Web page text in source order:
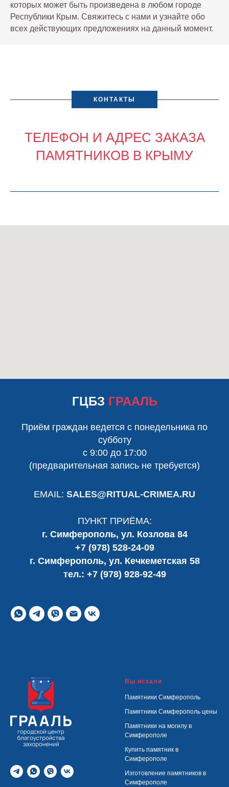
которых может быть произведена в любом городе
Республики Крым. Свяжитесь с нами и узнайте обо
всех действующих предложениях на данный момент.
КОНТАКТЫ
ТЕЛЕФОН И АДРЕС ЗАКАЗА
ПАМЯТНИКОВ В КРЫМУ
ГЦБЗ ГРААЛЬ
Приём граждан ведется с понедельника по
субботу
с 9:00 до 17:00
(предварительная запись не требуется)
EMAIL: SALES@RITUAL-CRIMEA.RU
ПУНКТ ПРИЁМА:
г. Симферополь, ул. Козлова 84
+7 (978) 528-24-09
г. Симферополь, ул. Кечкеметская 58
тел.: +7 (978) 928-92-49
Вы искали
Памятники Симферополь
Памятники Симферополь цены
Памятники на могилу в
Симферополе
Купить памятник в
Симферополе
Изготовление памятников в
Симферополе